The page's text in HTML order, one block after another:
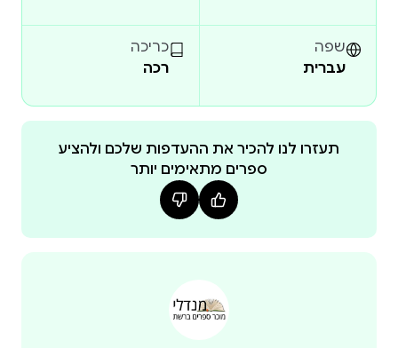
שפה
עברית
כריכה
רכה
תעזרו לנו להכיר את ההעדפות שלכם ולהציע
ספרים מתאימים יותר